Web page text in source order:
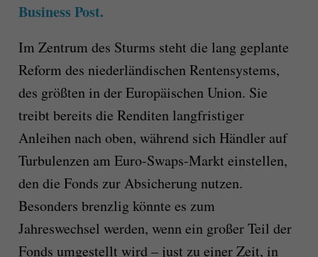
Business Post.
Im Zentrum des Sturms steht die lang geplante
Reform des niederländischen Rentensystems,
des größten in der Europäischen Union. Sie
treibt bereits die Renditen langfristiger
Anleihen nach oben, während sich Händler auf
Turbulenzen am Euro-Swaps-Markt einstellen,
den die Fonds zur Absicherung nutzen.
Besonders brenzlig könnte es zum
Jahreswechsel werden, wenn ein großer Teil der
Fonds umgestellt wird – just zu einer Zeit, in